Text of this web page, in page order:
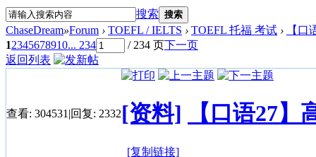
搜索 搜索
ChaseDream»Forum › TOEFL / IELTS › TOEFL 托福 考试 ›
【
12345678910... 234 / 234 页下一页
返回列表
查看: 304531 |回复: 2332[资料] 【口语27
[复制链接]